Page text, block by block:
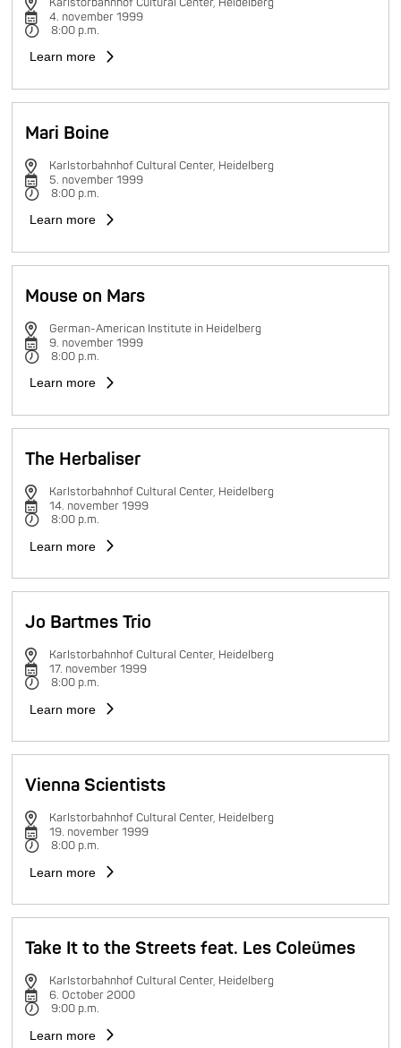
4. november 1999
8:00 p.m.
Learn more
Mari Boine
Karlstorbahnhof Cultural Center, Heidelberg
5. november 1999
8:00 p.m.
Learn more
Mouse on Mars
German-American Institute in Heidelberg
9. november 1999
8:00 p.m.
Learn more
The Herbaliser
Karlstorbahnhof Cultural Center, Heidelberg
14. november 1999
8:00 p.m.
Learn more
Jo Bartmes Trio
Karlstorbahnhof Cultural Center, Heidelberg
17. november 1999
8:00 p.m.
Learn more
Vienna Scientists
Karlstorbahnhof Cultural Center, Heidelberg
19. november 1999
8:00 p.m.
Learn more
Take It to the Streets feat. Les Coleümes
Karlstorbahnhof Cultural Center, Heidelberg
6. October 2000
9:00 p.m.
Learn more